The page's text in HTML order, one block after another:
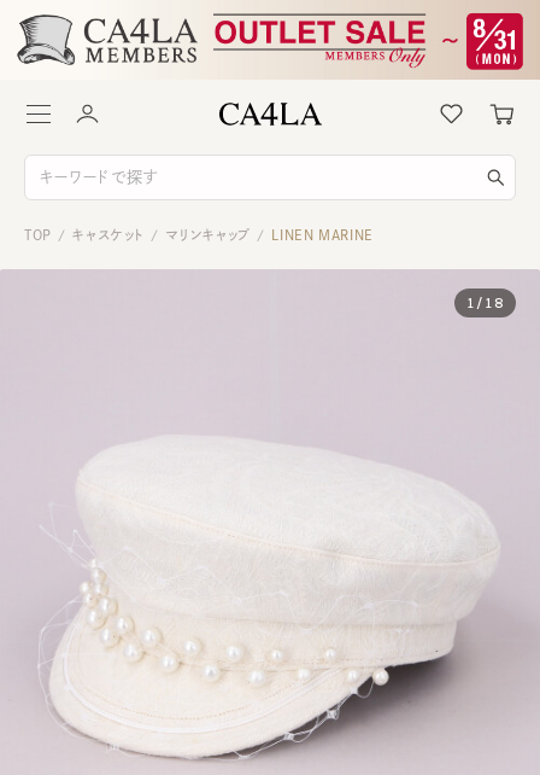
TOP / キャスケット / マリンキャップ / LINEN MARINE
1 / 18